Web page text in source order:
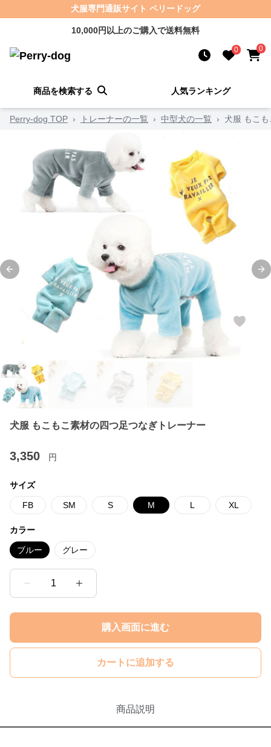
犬服専門通販サイト ペリードッグ
10,000円以上のご購入で送料無料
0 0
商品を検索する 人気ランキング
Perry-dog TOP › トレーナーの一覧 › 中型犬の一覧 › 犬服 もこ
Previous slide
犬服 もこもこ素材の四つ足つなぎトレーナー
3,350 円
サイズ
FB SM S M L XL
カラー
ブルー グレー
1
購入画面に進む
カートに追加する
商品説明